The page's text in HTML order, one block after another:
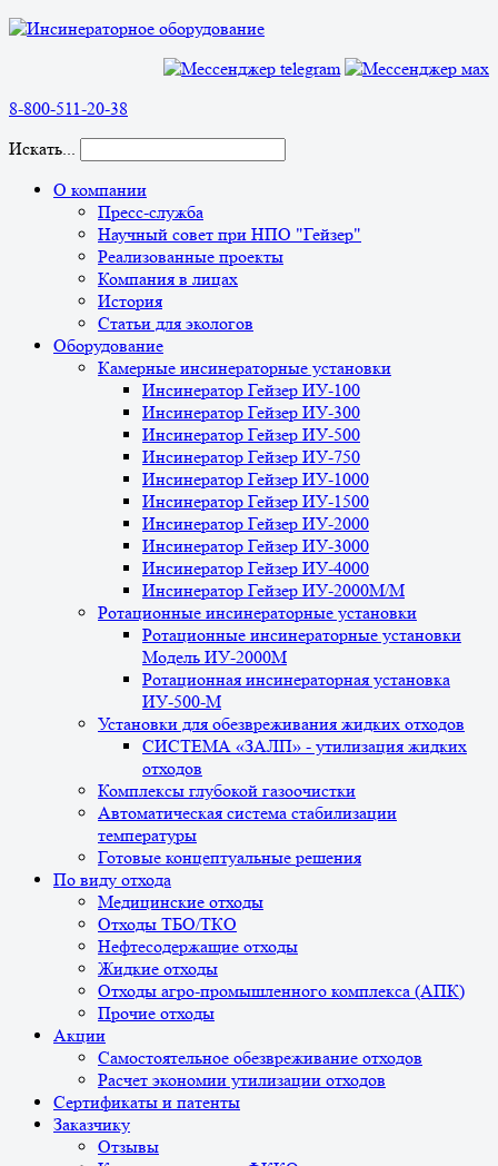
8-800-511-20-38
Искать...
О компании
Пресс-служба
Научный совет при НПО "Гейзер"
Реализованные проекты
Компания в лицах
История
Статьи для экологов
Оборудование
Камерные инсинераторные установки
Инсинератор Гейзер ИУ-100
Инсинератор Гейзер ИУ-300
Инсинератор Гейзер ИУ-500
Инсинератор Гейзер ИУ-750
Инсинератор Гейзер ИУ-1000
Инсинератор Гейзер ИУ-1500
Инсинератор Гейзер ИУ-2000
Инсинератор Гейзер ИУ-3000
Инсинератор Гейзер ИУ-4000
Инсинератор Гейзер ИУ-2000М/М
Ротационные инсинераторные установки
Ротационные инсинераторные установки
Модель ИУ-2000М
Ротационная инсинераторная установка
ИУ-500-М
Установки для обезвреживания жидких отходов
СИСТЕМА «ЗАЛП» - утилизация жидких
отходов
Комплексы глубокой газоочистки
Автоматическая система стабилизации
температуры
Готовые концептуальные решения
По виду отхода
Медицинские отходы
Отходы ТБО/ТКО
Нефтесодержащие отходы
Жидкие отходы
Отходы агро-промышленного комплекса (АПК)
Прочие отходы
Акции
Самостоятельное обезвреживание отходов
Расчет экономии утилизации отходов
Сертификаты и патенты
Заказчику
Отзывы